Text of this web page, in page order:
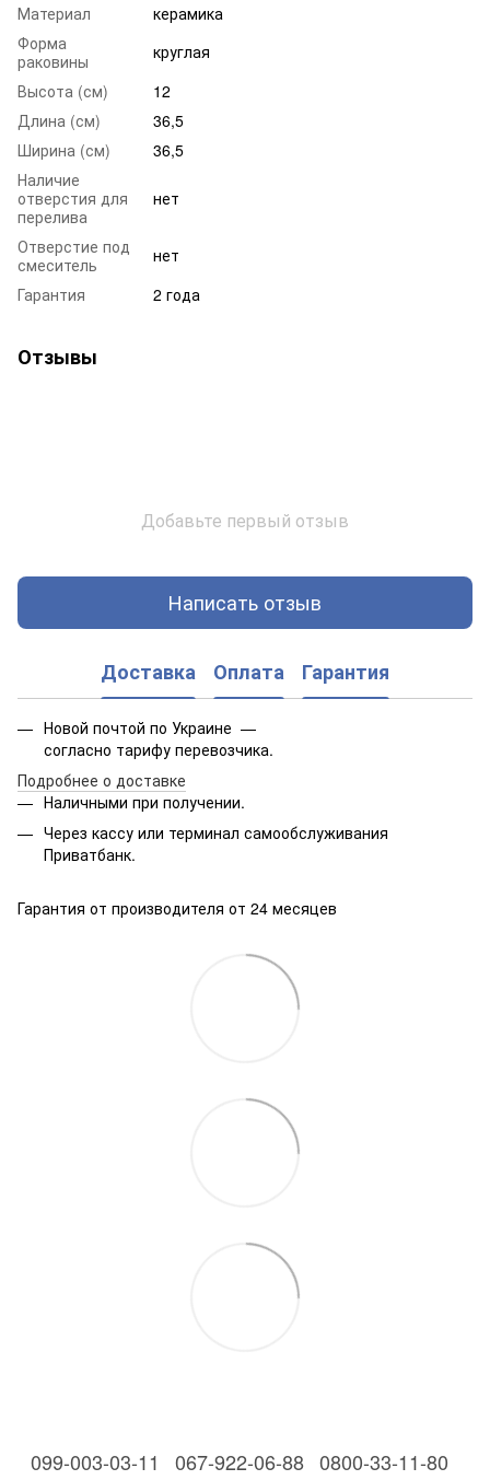
Материал
керамика
Форма
раковины
круглая
Высота (см)
12
Длина (см)
36,5
Ширина (см)
36,5
Наличие
отверстия для
перелива
нет
Отверстие под
смеситель
нет
Гарантия
2 года
Отзывы
Добавьте первый отзыв
Написать отзыв
Доставка Оплата Гарантия
Новой почтой по Украине —
согласно тарифу перевозчика.
Подробнее о доставке
Наличными при получении.
Через кассу или терминал самообслуживания
Приватбанк.
Гарантия от производителя от 24 месяцев
099-003-03-11 067-922-06-88 0800-33-11-80